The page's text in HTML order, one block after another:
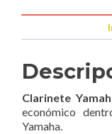
Clarinete
económico
Yamaha.